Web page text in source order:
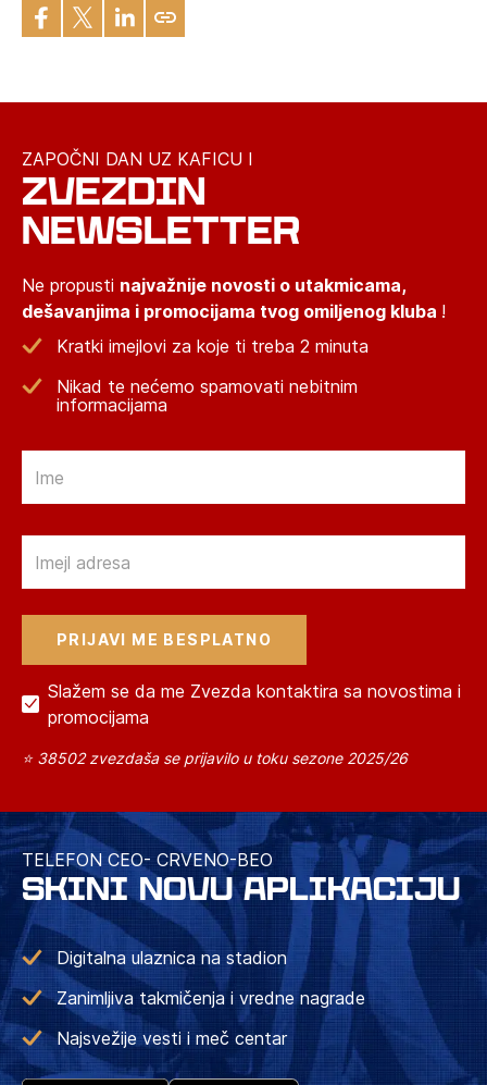
ZAPOČNI DAN UZ KAFICU I
ZVEZDIN
NEWSLETTER
Ne propusti najvažnije novosti o utakmicama,
dešavanjima i promocijama tvog omiljenog kluba !
Kratki imejlovi za koje ti treba 2 minuta
Nikad te nećemo spamovati nebitnim
informacijama
Slažem se da me Zvezda kontaktira sa novostima i
promocijama
⭐ 38502 zvezdaša se prijavilo u toku sezone 2025/26
TELEFON CEO- CRVENO-BEO
SKINI NOVU APLIKACIJU
Digitalna ulaznica na stadion
Zanimljiva takmičenja i vredne nagrade
Najsvežije vesti i meč centar